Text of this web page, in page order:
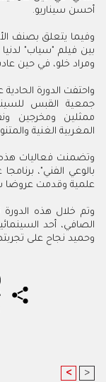
أحسن سيناريو.
وفيما يتعلق بصنف
ومراد خلو، في حين عادت
واحتفت الدورة
جمعية القبس
ممثلين ومخرجين
المغربية الغنية
وتضمنت فعاليات هذه
بالوعي الفني"،
علمية وقدمت عروضا
وتم خلال هذه
الصافي، أحد
وحميد نجاح على
< >